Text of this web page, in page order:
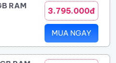
RAM
3.795.000đ
MUA NGAY